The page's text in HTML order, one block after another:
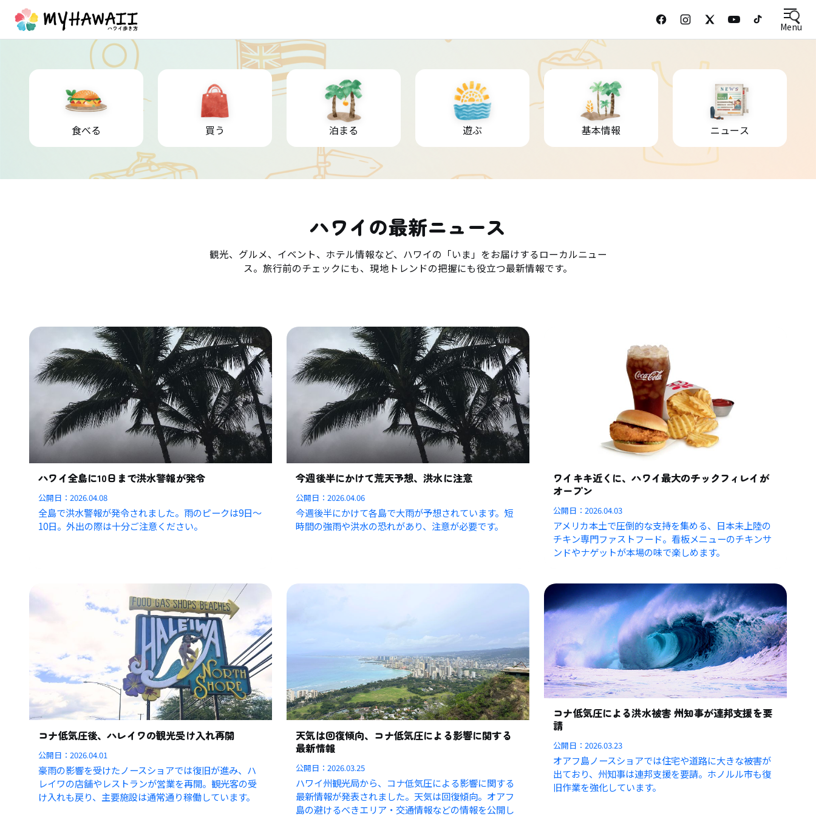
Menu
食べる 買う 泊まる 遊ぶ 基本情報 ニュース
ハワイの最新ニュース
観光、グルメ、イベント、ホテル情報など、ハワイの「いま」をお届けするローカルニュー
ス。旅行前のチェックにも、現地トレンドの把握にも役立つ最新情報です。
ハワイ全島に10日まで洪水警報が発令
公開日：2026.04.08
全島で洪水警報が発令されました。雨のピークは9日〜
10日。外出の際は十分ご注意ください。
今週後半にかけて荒天予想、洪水に注意
公開日：2026.04.06
今週後半にかけて各島で大雨が予想されています。短
時間の強雨や洪水の恐れがあり、注意が必要です。
ワイキキ近くに、ハワイ最大のチックフィレイが
オープン
公開日：2026.04.03
アメリカ本土で圧倒的な支持を集める、日本未上陸の
チキン専門ファストフード。看板メニューのチキンサ
ンドやナゲットが本場の味で楽しめます。
コナ低気圧後、ハレイワの観光受け入れ再開
公開日：2026.04.01
豪雨の影響を受けたノースショアでは復旧が進み、ハ
レイワの店舗やレストランが営業を再開。観光客の受
け入れも戻り、主要施設は通常通り稼働しています。
天気は回復傾向、コナ低気圧による影響に関する
最新情報
公開日：2026.03.25
ハワイ州観光局から、コナ低気圧による影響に関する
最新情報が発表されました。天気は回復傾向。オアフ
島の避けるべきエリア・交通情報などの情報を公開し
コナ低気圧による洪水被害 州知事が連邦支援を要
請
公開日：2026.03.23
オアフ島ノースショアでは住宅や道路に大きな被害が
出ており、州知事は連邦支援を要請。ホノルル市も復
旧作業を強化しています。